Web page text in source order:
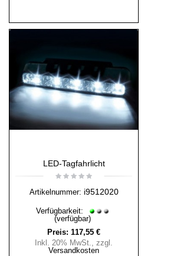
LED-Tagfahrlicht
Artikelnummer: i9512020
Verfügbarkeit:
(verfügbar)
Preis: 117,55 €
Inkl. 20% MwSt., zzgl.
Versandkosten